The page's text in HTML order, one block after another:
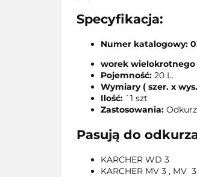
Specyfikacja:
Numer katalogowy:
worek
Pojemność: 20 L.
Wymiary ( szer. x
Ilość: `1 szt
Zastosowania:
Pasują do
KARCHER WD 3
KARCHER MV 3 , MV